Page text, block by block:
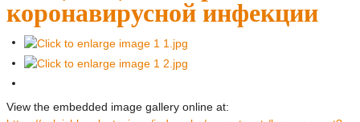
коронавирусной инфекции
View the embedded image gallery online at: